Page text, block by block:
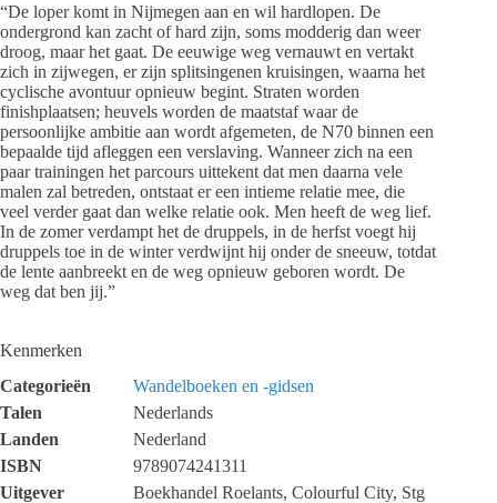
“De loper komt in Nijmegen aan en wil hardlopen. De
ondergrond kan zacht of hard zijn, soms modderig dan weer
droog, maar het gaat. De eeuwige weg vernauwt en vertakt
zich in zijwegen, er zijn splitsingenen kruisingen, waarna het
cyclische avontuur opnieuw begint. Straten worden
finishplaatsen; heuvels worden de maatstaf waar de
persoonlijke ambitie aan wordt afgemeten, de N70 binnen een
bepaalde tijd afleggen een verslaving. Wanneer zich na een
paar trainingen het parcours uittekent dat men daarna vele
malen zal betreden, ontstaat er een intieme relatie mee, die
veel verder gaat dan welke relatie ook. Men heeft de weg lief.
In de zomer verdampt het de druppels, in de herfst voegt hij
druppels toe in de winter verdwijnt hij onder de sneeuw, totdat
de lente aanbreekt en de weg opnieuw geboren wordt. De
weg dat ben jij.”
Kenmerken
Categorieën
Wandelboeken en -gidsen
Talen
Nederlands
Landen
Nederland
ISBN
9789074241311
Uitgever
Boekhandel Roelants, Colourful City, Stg